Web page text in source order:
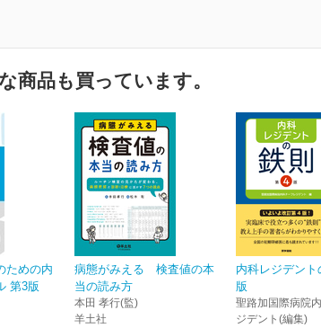
商品も買っています。
ための内
第3版
病態がみえる 検査値の本
当の読み方
本田 孝行(監)
羊土社
内科レジデン
版
聖路加国際病院
ジデント(編集)